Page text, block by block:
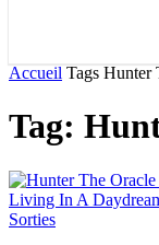
Accueil Tags Hunter
Tag:
Sorties